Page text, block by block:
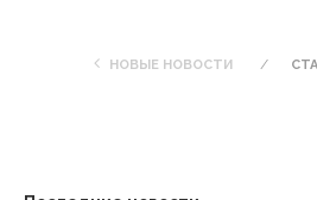
НОВЫЕ НОВОСТИ